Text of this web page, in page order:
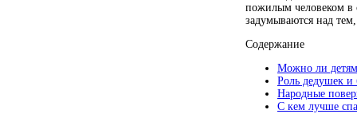
пожилым человеком в
задумываются над
Содержание
Можно ли
Роль дедушек
Народные
С кем лучше